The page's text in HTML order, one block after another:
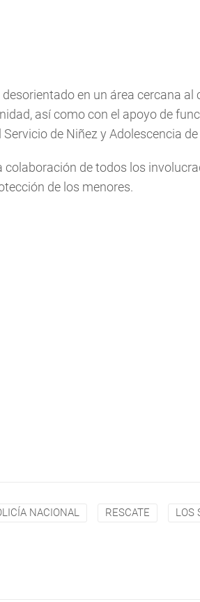
en un área cercana
así como con el apoyo de
de Niñez y Adolescencia
colaboración de todos los
de los menores.
NACIONAL RESCATE LOS